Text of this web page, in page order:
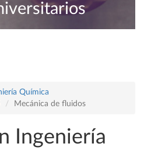
Química
Mecánica de fluidos
Ingeniería